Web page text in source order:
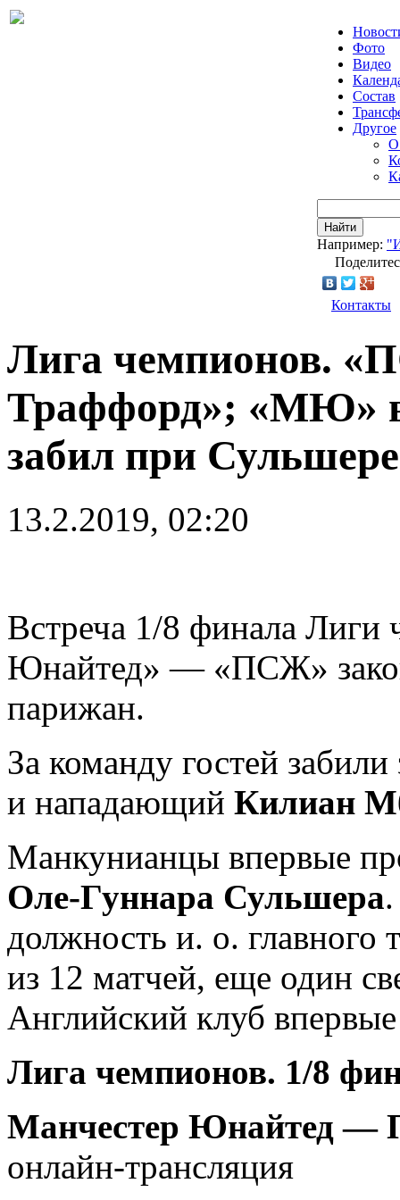
Фото
Видео
Состав
Другое
О
Найти
Например:
Контакты
Лига чемпионов.
Траффорд»; «МЮ»
забил при Сульшере
13.2.2019, 02:20
Встреча 1/8 финала Лиги
Юнайтед» — «ПСЖ»
парижан.
За команду гостей
и нападающий Килиан
Манкунианцы впервые
Оле-Гуннара Сульшера
должность и. о. главного
из 12 матчей, еще один
Английский клуб
Лига чемпионов. 1/8
Манчестер Юнайтед
онлайн-трансляция